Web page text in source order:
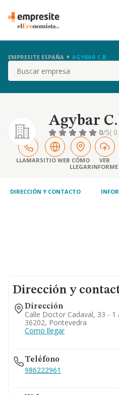
EMPRESITE ESPAÑA AGYBAR C.B.
Buscar
Agybar
0/5(
LLAMARSITIO WEB CÓMO
LLEGAR
VER
INFORME
DIRECCIÓN Y CONTACTO
Dirección y
Dirección
Calle Doctor Cadaval, 33 - 1
36202, Pontevedra
Como llegar
Teléfono
986222961
986442230